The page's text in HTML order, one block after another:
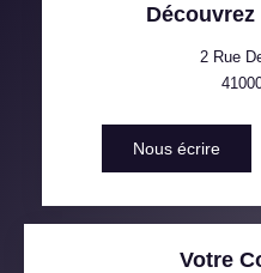
2 Rue
Nous écrire
Votre